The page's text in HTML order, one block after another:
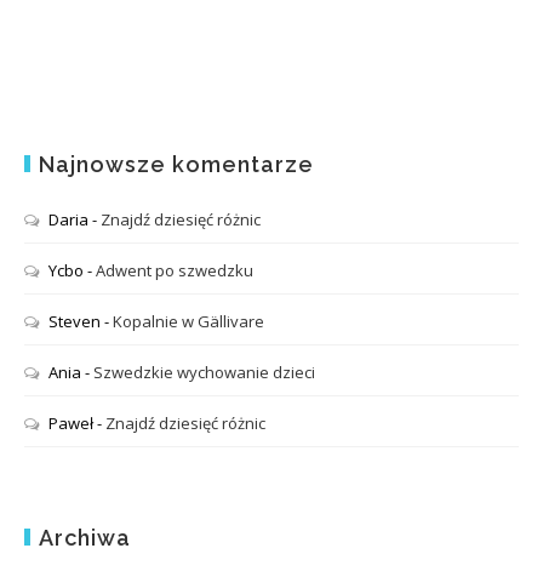
Najnowsze komentarze
Daria - Znajdź dziesięć różnic
Ycbo -Adwent po szwedzku
Steven -Kopalnie w Gällivare
Ania - Szwedzkie wychowanie dzieci
Paweł- Znajdź dziesięć różnic
Archiwa